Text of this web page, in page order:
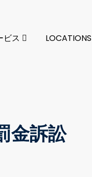
ビス LOCATIONS
金訴訟